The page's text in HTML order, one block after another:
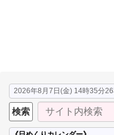
2026年8月7日(金) 14時35分